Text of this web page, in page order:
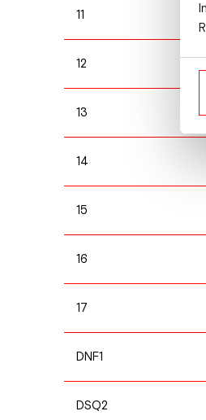
11
12
13
14
15
16
17
DNF1
DSQ2